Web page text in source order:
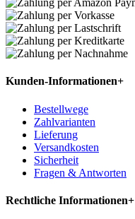
Kunden-Informationen+
Bestellwege
Zahlvarianten
Lieferung
Versandkosten
Sicherheit
Fragen & Antworten
Rechtliche Informationen+